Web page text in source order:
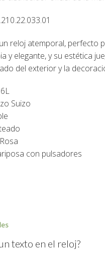
reloj atemporal, perfecto
y elegante, y su estética
del exterior y la
Suizo
con pulsadores
texto en el reloj?